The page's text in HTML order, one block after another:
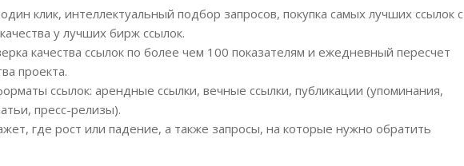
клик, интеллектуальный подбор запросов, покупка самых лучших ссылок с
у лучших бирж ссылок.
качества ссылок по более чем 100 показателям и ежедневный пересчет
проекта.
ссылок: арендные ссылки, вечные ссылки, публикации (упоминания,
пресс-релизы).
где рост или падение, а также запросы, на которые нужно обратить